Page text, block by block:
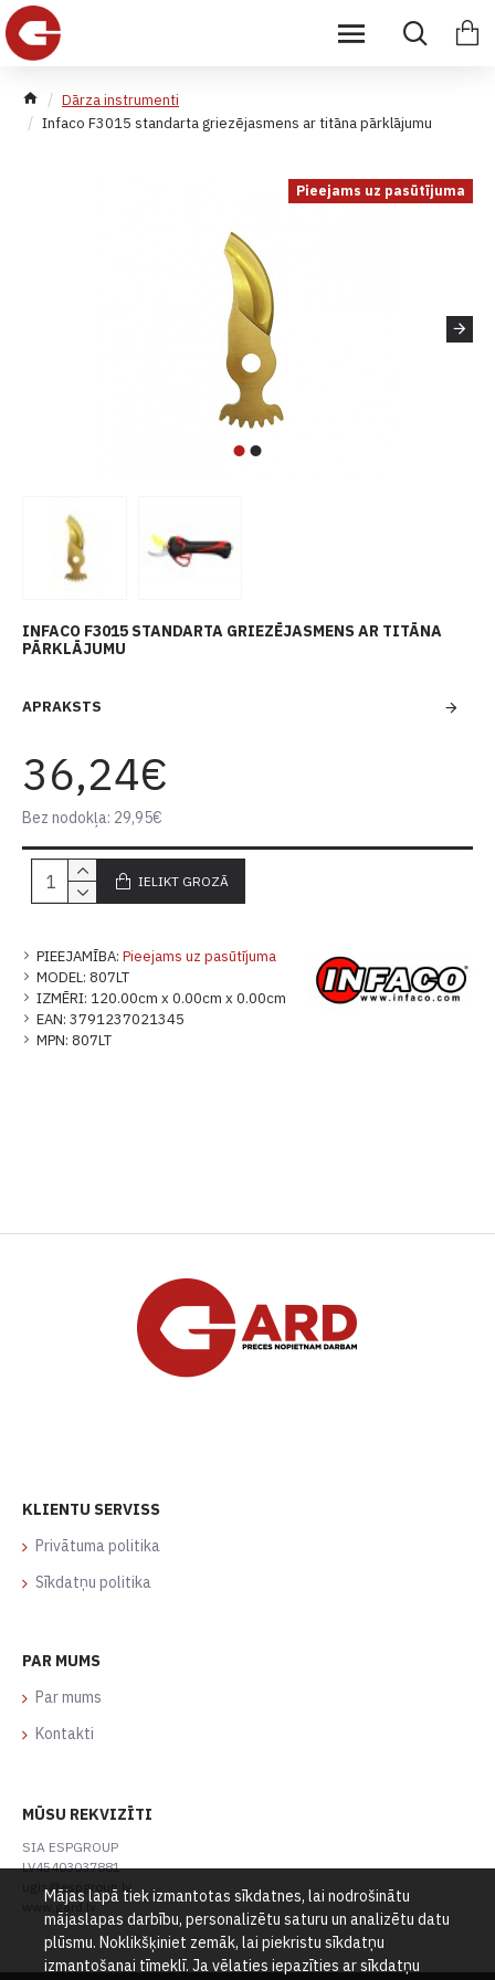
Dārza instrumenti
Infaco F3015 standarta griezējasmens ar titāna pārklājumu
Pieejams uz pasūtījuma
INFACO F3015 STANDARTA GRIEZĒJASMENS AR TITĀNA
PĀRKLĀJUMU
APRAKSTS
PIEEJAMĪBA: Pieejams uz pasūtījuma
MODEL: 807LT
IZMĒRI: 120.00cm x 0.00cm x 0.00cm
EAN: 3791237021345
MPN: 807LT
36,24€
Bez nodokļa: 29,95€
IELIKT GROZĀ
KLIENTU SERVISS
Privātuma politika
Sīkdatņu politika
PAR MUMS
Par mums
Kontakti
MŪSU REKVIZĪTI
SIA ESPGROUP
LV45403037881
ugis@espgroup.lv
www.gard.lv
Mājas lapā tiek izmantotas sīkdatnes, lai nodrošinātu
mājaslapas darbību, personalizētu saturu un analizētu datu
plūsmu. Noklikšķiniet zemāk, lai piekristu sīkdatņu
izmantošanai tīmeklī. Ja vēlaties iepazīties ar sīkdatņu